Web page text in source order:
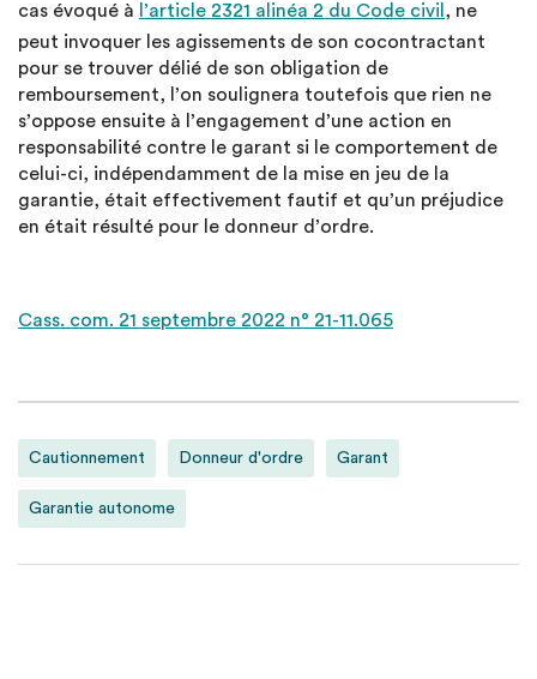
cas évoqué à l’article 2321 alinéa 2 du Code civil , ne
peut invoquer les agissements de son cocontractant
pour se trouver délié de son obligation de
remboursement, l’on soulignera toutefois que rien ne
s’oppose ensuite à l’engagement d’une action en
responsabilité contre le garant si le comportement de
celui-ci, indépendamment de la mise en jeu de la
garantie, était effectivement fautif et qu’un préjudice
en était résulté pour le donneur d’ordre.
Cass. com. 21 septembre 2022 n° 21-11.065
Cautionnement Donneur d'ordre Garant
Garantie autonome